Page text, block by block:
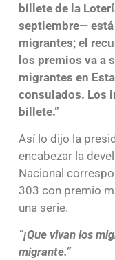
billete de la
septiembre—
migrantes; el
los premios va a
migrantes en
consulados. Los
billete.”
Así lo dijo la
encabezar la
Nacional
303 con premio
una serie.
“¡Que vivan los
migrante.”